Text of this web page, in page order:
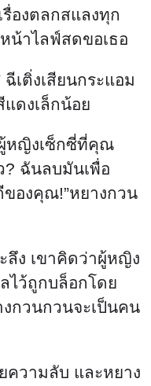
องตลกสแลงทุก
น้าไลฟ์สดขอเธอ
ฉีเติ่งเสียนกระแอม
แดงเล็กน้อย
หญิงเซ็กซี่ที่คุณ
? ฉันลบมันเพื่อ
องคุณ!”หยางกวน
ลึง เขาคิดว่าผู้หญิง
ไว้ถูกบล็อกโดย
กวนกวนจะเป็นคน
ความลับ และหยาง